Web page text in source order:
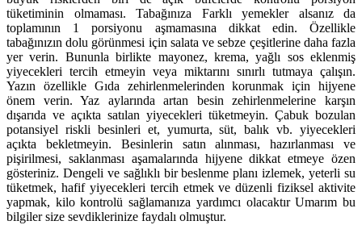
tüketiminin olmaması. Tabağınıza Farklı yemekler alsanız da
toplamının 1 porsiyonu aşmamasına dikkat edin. Özellikle
tabağınızın dolu görünmesi için salata ve sebze çeşitlerine daha fazla
yer verin. Bununla birlikte mayonez, krema, yağlı sos eklenmiş
yiyecekleri tercih etmeyin veya miktarını sınırlı tutmaya çalışın.
Yazın özellikle Gıda zehirlenmelerinden korunmak için hijyene
önem verin. Yaz aylarında artan besin zehirlenmelerine karşın
dışarıda ve açıkta satılan yiyecekleri tüketmeyin. Çabuk bozulan
potansiyel riskli besinleri et, yumurta, süt, balık vb. yiyecekleri
açıkta bekletmeyin. Besinlerin satın alınması, hazırlanması ve
pişirilmesi, saklanması aşamalarında hijyene dikkat etmeye özen
gösteriniz. Dengeli ve sağlıklı bir beslenme planı izlemek, yeterli su
tüketmek, hafif yiyecekleri tercih etmek ve düzenli fiziksel aktivite
yapmak, kilo kontrolü sağlamanıza yardımcı olacaktır Umarım bu
bilgiler size sevdiklerinize faydalı olmuştur.